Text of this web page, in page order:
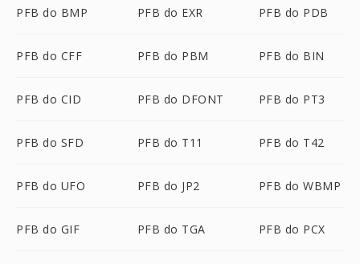
PFB do BMP PFB do EXR PFB do PDB
PFB do CFF PFB do PBM PFB do BIN
PFB do CID PFB do DFONT PFB do PT3
PFB do SFD PFB do T11 PFB do T42
PFB do UFO PFB do JP2 PFB do WBMP
PFB do GIF PFB do TGA PFB do PCX